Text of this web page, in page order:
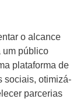
o alcance
um público
plataforma de
sociais, otimizá-
parcerias